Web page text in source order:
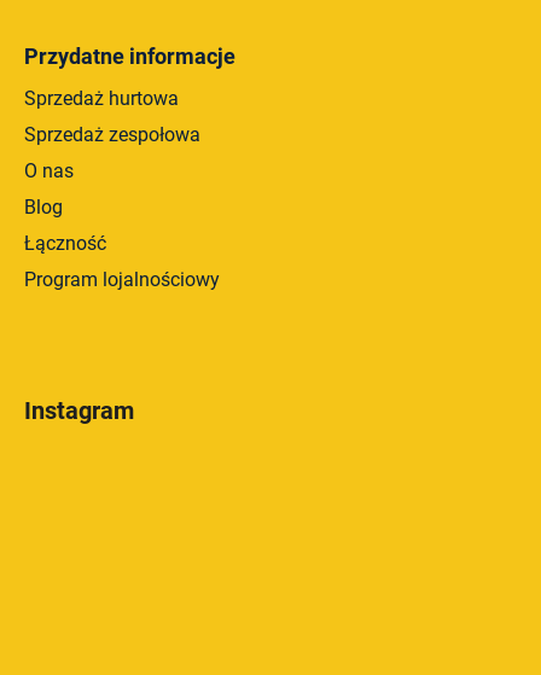
Przydatne informacje
Sprzedaż hurtowa
Sprzedaż zespołowa
O nas
Blog
Łączność
Program lojalnościowy
Instagram